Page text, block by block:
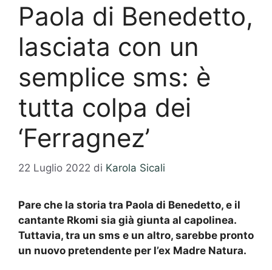
Paola di Benedetto,
lasciata con un
semplice sms: è
tutta colpa dei
‘Ferragnez’
22 Luglio 2022 di Karola Sicali
Pare che la storia tra Paola di Benedetto, e il
cantante Rkomi sia già giunta al capolinea.
Tuttavia, tra un sms e un altro, sarebbe pronto
un nuovo pretendente per l’ex Madre Natura.